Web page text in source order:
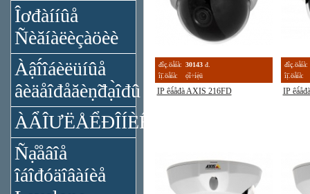
Îơđàííûå
Ñèăíàëèçàöèè
Àậî́îáèëüíûå
âèäåîđåăèṇ̃đạ̀îđû
ÀẨÎƯËÅỂĐÎÍÈÊÀ
Ñạ̊åâîå
îáîđóäîâàíèå
đîç.öåíà: 30143 đ.
îị̈.öåíà:
ọ́î÷íẹ̀ü
IP êà́åđà AXIS 216FD
đîç.öåíà:
îị̈.öåíà:
IP